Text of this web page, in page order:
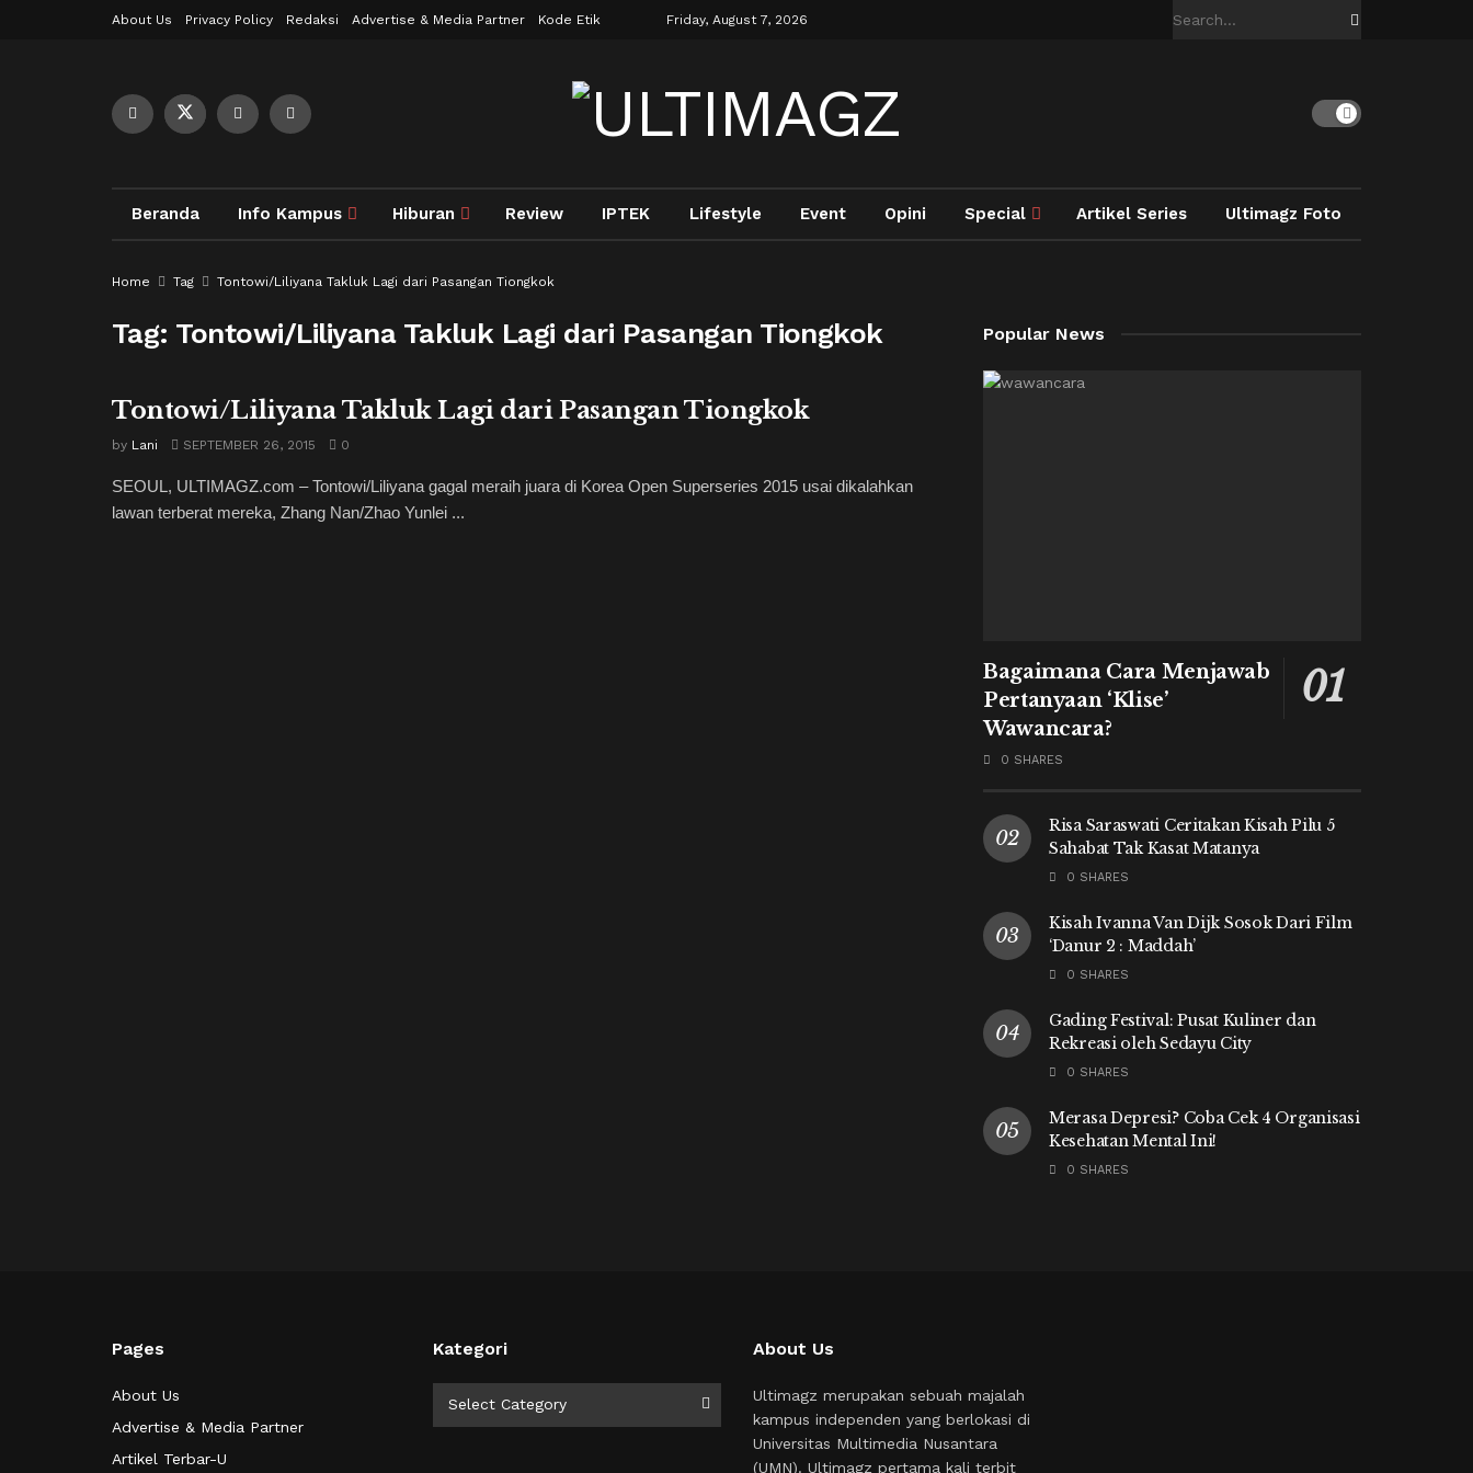
About Us Privacy Policy Redaksi Advertise & Media Partner Kode Etik Friday, August 7, 2026
Beranda Info Kampus Hiburan Review IPTEK Lifestyle Event Opini Special Artikel Series Ultimagz Foto
Home Tag Tontowi/Liliyana Takluk Lagi dari Pasangan Tiongkok
Tag: Tontowi/Liliyana Takluk Lagi dari Pasangan Tiongkok
Tontowi/Liliyana Takluk Lagi dari Pasangan Tiongkok
by Lani SEPTEMBER 26, 2015 0
SEOUL, ULTIMAGZ.com – Tontowi/Liliyana gagal meraih juara di Korea Open Superseries 2015 usai dikalahkan
lawan terberat mereka, Zhang Nan/Zhao Yunlei ...
Popular News
Bagaimana Cara Menjawab
Pertanyaan ‘Klise’
Wawancara?
0 SHARES
Risa Saraswati Ceritakan Kisah Pilu 5
Sahabat Tak Kasat Matanya
0 SHARES
Kisah Ivanna Van Dijk Sosok Dari Film
‘Danur 2 : Maddah’
0 SHARES
Gading Festival: Pusat Kuliner dan
Rekreasi oleh Sedayu City
0 SHARES
Merasa Depresi? Coba Cek 4 Organisasi
Kesehatan Mental Ini!
0 SHARES
Pages
About Us
Advertise & Media Partner
Artikel Terbar-U
Kategori
Select Category
About Us
Ultimagz merupakan sebuah majalah
kampus independen yang berlokasi di
Universitas Multimedia Nusantara
(UMN). Ultimagz pertama kali terbit